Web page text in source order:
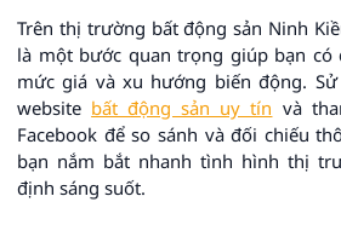
Trên thị trường bất động sản Ninh
là một bước quan trọng giúp bạn có
mức giá và xu hướng biến động.
website bất động sản uy tín và
Facebook để so sánh và đối chiếu
bạn nắm bắt nhanh tình hình thị
định sáng suốt.